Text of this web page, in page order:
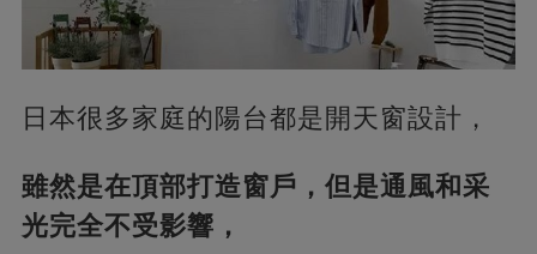
日本很多家庭的陽台都是開天窗設計，
雖然是在頂部打造窗戶，但是通風和采
光完全不受影響，